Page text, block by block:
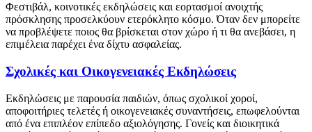
Φεστιβάλ, κοινοτικές εκδηλώσεις και εορτασμοί ανοιχτής
πρόσκλησης προσελκύουν ετερόκλητο κόσμο. Όταν δεν μπορείτε
να προβλέψετε ποιος θα βρίσκεται στον χώρο ή τι θα ανεβάσει, η
επιμέλεια παρέχει ένα δίχτυ ασφαλείας.
Σχολικές και Οικογενειακές Εκδηλώσεις
Εκδηλώσεις με παρουσία παιδιών, όπως σχολικοί χοροί,
αποφοιτήριες τελετές ή οικογενειακές συναντήσεις, επωφελούνται
από ένα επιπλέον επίπεδο αξιολόγησης. Γονείς και διοικητικά